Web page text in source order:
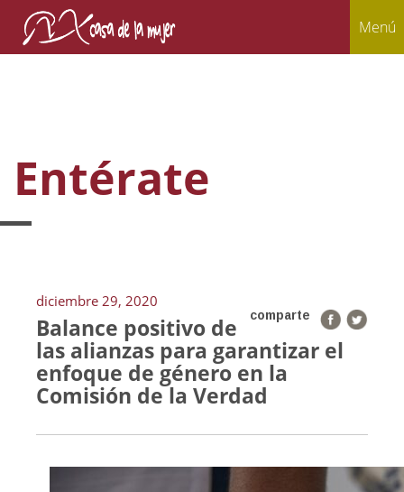
Menú
Entérate
diciembre 29, 2020
comparte
Balance positivo de
las alianzas para garantizar el
enfoque de género en la
Comisión de la Verdad